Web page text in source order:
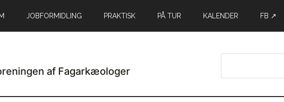
JOBFORMIDLING PRAKTISK PÅ TUR KALENDER FB ↗